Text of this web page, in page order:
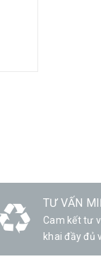
TƯ VẤN
Cam kết tư
khai đầy đủ